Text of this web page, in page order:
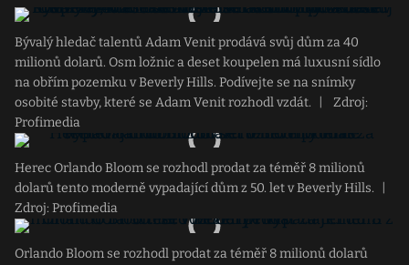
Bývalý hledač talentů Adam Venit prodává svůj dům za 40
milionů dolarů. Osm ložnic a deset koupelen má luxusní sídlo
na obřím pozemku v Beverly Hills. Podívejte se na snímky
osobité stavby, které se Adam Venit rozhodl vzdát.
Zdroj:
Profimedia
Herec Orlando Bloom se rozhodl prodat za téměř 8 milionů
dolarů tento moderně vypadající dům z 50. let v Beverly Hills.
Zdroj: Profimedia
Orlando Bloom se rozhodl prodat za téměř 8 milionů dolarů